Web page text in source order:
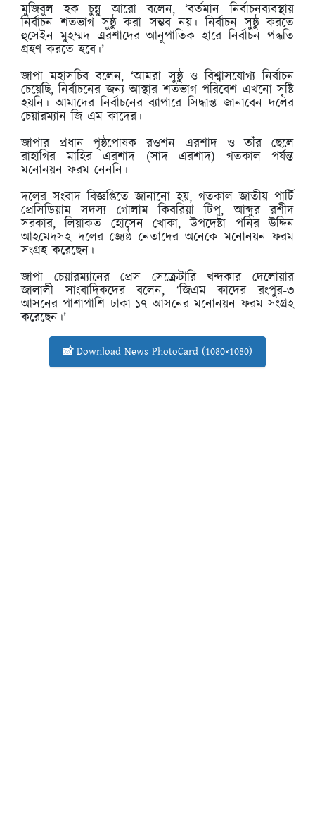
মুজিবুল হক চুন্নু আরো বলেন, ‘বর্তমান নির্বাচনব্যবস্থায়
নির্বাচন শতভাগ সুষ্ঠু করা সম্ভব নয়। নির্বাচন সুষ্ঠু করতে
হুসেইন মুহম্মদ এরশাদের আনুপাতিক হারে নির্বাচন পদ্ধতি
গ্রহণ করতে হবে।’
জাপা মহাসচিব বলেন, ‘আমরা সুষ্ঠু ও বিশ্বাসযোগ্য নির্বাচন
চেয়েছি, নির্বাচনের জন্য আস্থার শতভাগ পরিবেশ এখনো সৃষ্টি
হয়নি। আমাদের নির্বাচনের ব্যাপারে সিদ্ধান্ত জানাবেন দলের
চেয়ারম্যান জি এম কাদের।
জাপার প্রধান পৃষ্ঠপোষক রওশন এরশাদ ও তাঁর ছেলে
রাহাগির মাহির এরশাদ (সাদ এরশাদ) গতকাল পর্যন্ত
মনোনয়ন ফরম নেননি।
দলের সংবাদ বিজ্ঞপ্তিতে জানানো হয়, গতকাল জাতীয় পার্টি
প্রেসিডিয়াম সদস্য গোলাম কিবরিয়া টিপু, আব্দুর রশীদ
সরকার, লিয়াকত হোসেন খোকা, উপদেষ্টা পনির উদ্দিন
আহমেদসহ দলের জ্যেষ্ঠ নেতাদের অনেকে মনোনয়ন ফরম
সংগ্রহ করেছেন।
জাপা চেয়ারম্যানের প্রেস সেক্রেটারি খন্দকার দেলোয়ার
জালালী সাংবাদিকদের বলেন, ‘জিএম কাদের রংপুর-৩
আসনের পাশাপাশি ঢাকা-১৭ আসনের মনোনয়ন ফরম সংগ্রহ
করেছেন।’
📸 Download News PhotoCard (1080×1080)